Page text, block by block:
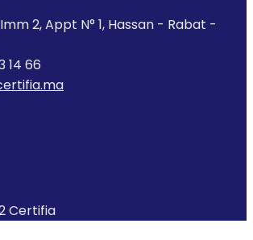
2, Appt N° 1, Hassan - Rabat -
14 66
Certifia